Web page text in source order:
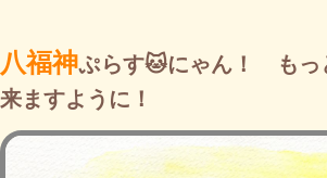
八福神ぷらす🐱にゃん！ もっ
来ますように！